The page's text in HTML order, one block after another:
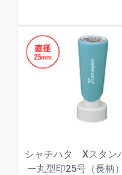
シャチハタ Xスタン
ー丸型印25号（長柄）